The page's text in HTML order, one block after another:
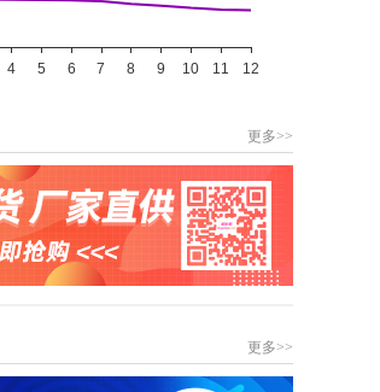
更多>>
更多>>